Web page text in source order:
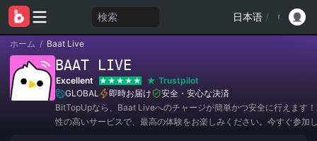
検索 日本语 /
ホーム / Baat Live
BAAT LIVE
Excellent
Trustpilot
GLOBAL
即時お届け
安全・安心な決済
BitTopUpなら、Baat Liveへのチャージが簡単かつ安全に行えます
性の高いサービスで、最高の体験をお楽しみください。今すぐ参加